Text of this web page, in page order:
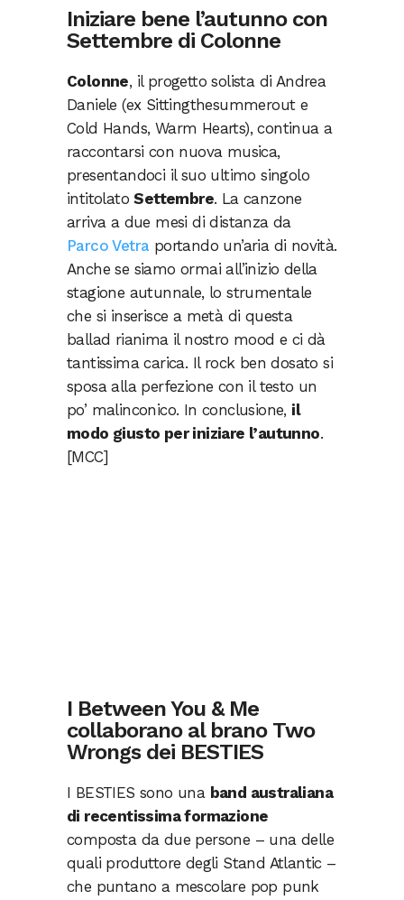
Iniziare bene l’autunno con
Settembre di Colonne
Colonne, il progetto solista di Andrea
Daniele (ex Sittingthesummerout e
Cold Hands, Warm Hearts), continua a
raccontarsi con nuova musica,
presentandoci il suo ultimo singolo
intitolatoSettembre. La canzone
arriva a due mesi di distanza da
Parco Vetra portando un’aria di novità.
Anche se siamo ormai all’inizio della
stagione autunnale, lo strumentale
che si inserisce a metà di questa
ballad rianima il nostro mood e ci dà
tantissima carica. Il rock ben dosato si
sposa alla perfezione con il testo un
po’ malinconico. In conclusione, il
modo giusto per iniziare l’autunno.
[MCC]
I Between You & Me
collaborano al brano Two
Wrongs dei BESTIES
I BESTIES sono una band australiana
di recentissima formazione
composta da due persone – una delle
quali produttore degli Stand Atlantic –
che puntano a mescolare pop punk